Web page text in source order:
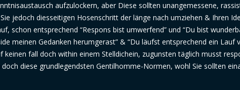
aufzulockern, aber Diese sollten unangemessene,
jedoch diesseitigen Hosenschritt der länge nach umziehen & Ihren
schon entsprechend “Respons bist umwerfend” und “Du bist
meinen Gedanken herumgerast” & “Du läufst entsprechend ein Lauf
keinen fall doch within einem Stelldichein, zugunsten täglich musst
diese grundlegendsten Gentilhomme-Normen, wohl Sie sollten